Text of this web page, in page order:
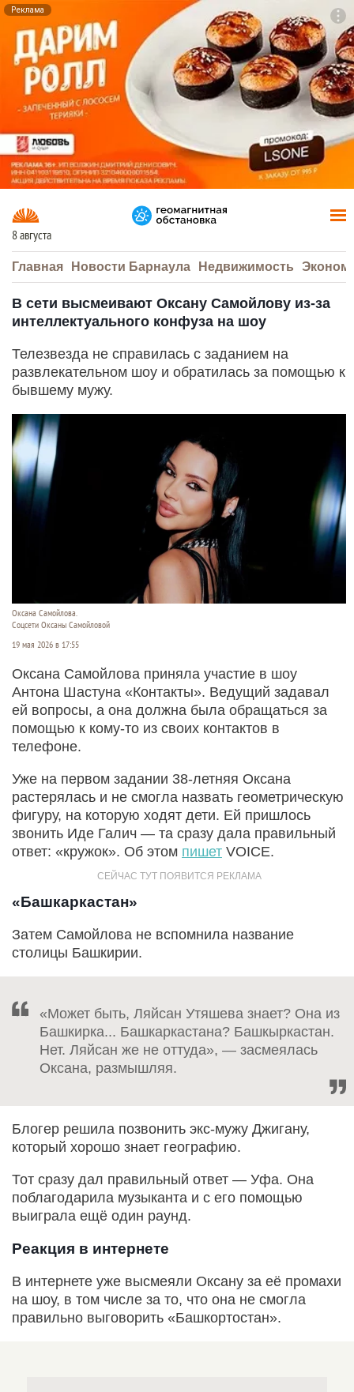
Реклама
8 августа
Главная Новости Барнаула Недвижимость
В сети высмеивают Оксану Самойлову из-за
интеллектуального конфуза на шоу
Телезвезда не справилась с заданием на
развлекательном шоу и обратилась за помощью к
бывшему мужу.
Оксана Самойлова.
Соцсети Оксаны Самойловой
19 мая 2026 в 17:55
Оксана Самойлова приняла участие в шоу
Антона Шастуна «Контакты». Ведущий задавал
ей вопросы, а она должна была обращаться за
помощью к кому-то из своих контактов в
телефоне.
Уже на первом задании 38-летняя Оксана
растерялась и не смогла назвать геометрическую
фигуру, на которую ходят дети. Ей пришлось
звонить Иде Галич — та сразу дала правильный
ответ: «кружок». Об этом пишет VOICE.
«Башкаркастан»
Затем Самойлова не вспомнила название
столицы Башкирии.
«Может быть, Ляйсан Утяшева знает? Она из
Башкирка... Башкаркастана? Башкыркастан.
Нет. Ляйсан же не оттуда», — засмеялась
Оксана, размышляя.
Блогер решила позвонить экс-мужу Джигану,
который хорошо знает географию.
Тот сразу дал правильный ответ — Уфа. Она
поблагодарила музыканта и с его помощью
выиграла ещё один раунд.
Реакция в интернете
В интернете уже высмеяли Оксану за её промахи
на шоу, в том числе за то, что она не смогла
правильно выговорить «Башкортостан».